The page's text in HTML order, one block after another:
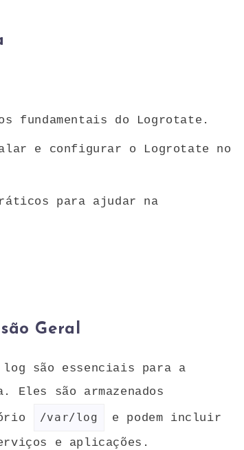
fundamentais do Logrotate.
e configurar o Logrotate no
para ajudar na
Geral
log são essenciais para a
Eles são armazenados
/var/log
e podem incluir
e aplicações.